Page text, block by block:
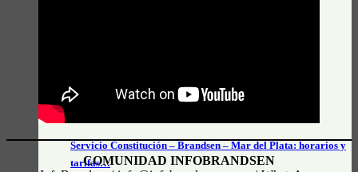
Servicio Constitución – Brandsen – Mar del Plata: horarios y
tarifas…
COMUNIDAD INFOBRANDSEN